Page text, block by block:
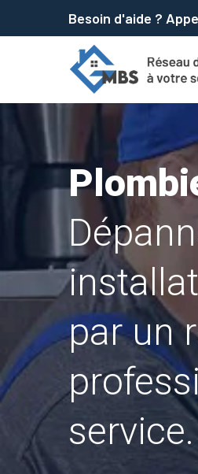
Besoin d'aide ?
par un
service.